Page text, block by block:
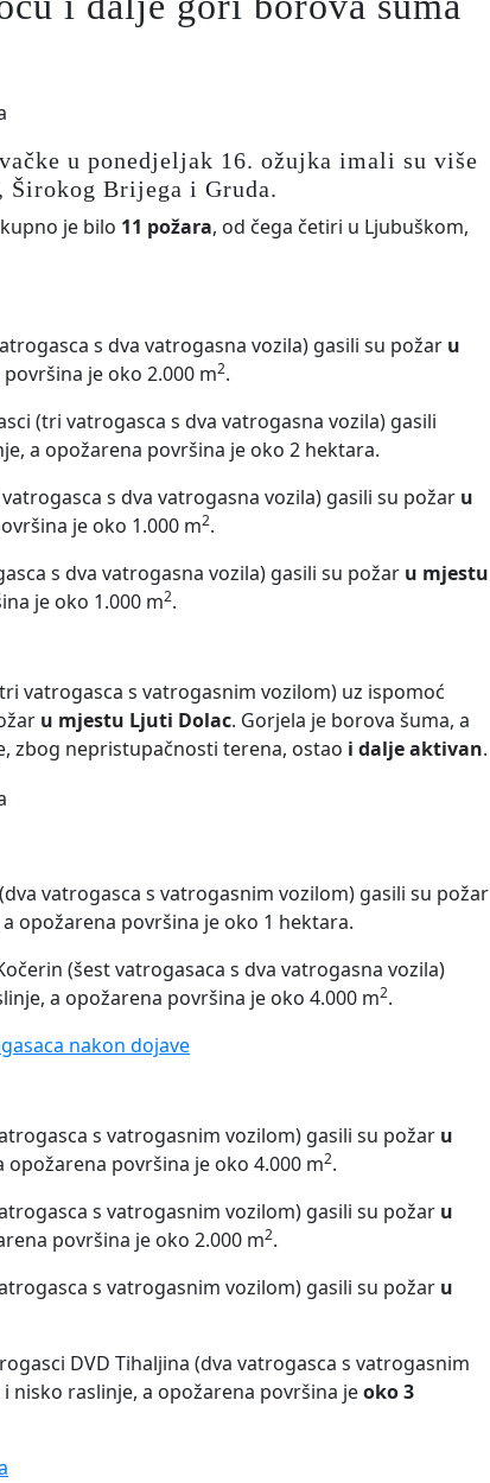
u ponedjeljak 16. ožujka imali su više
Širokog Brijega i Gruda.
je bilo 11 požara, od čega četiri u Ljubuškom,
s dva vatrogasna vozila) gasili su požar u
je oko 2.000 m2.
(tri vatrogasca s dva vatrogasna vozila) gasili
a opožarena površina je oko 2 hektara.
s dva vatrogasna vozila) gasili su požar u
je oko 1.000 m2.
s dva vatrogasna vozila) gasili su požar u mjestu
je oko 1.000 m2.
vatrogasca s vatrogasnim vozilom) uz ispomoć
u mjestu Ljuti Dolac. Gorjela je borova šuma, a
zbog nepristupačnosti terena, ostao i dalje aktivan.
vatrogasca s vatrogasnim vozilom) gasili su požar
opožarena površina je oko 1 hektara.
(šest vatrogasaca s dva vatrogasna vozila)
a opožarena površina je oko 4.000 m2.
nakon dojave
s vatrogasnim vozilom) gasili su požar u
površina je oko 4.000 m2.
s vatrogasnim vozilom) gasili su požar u
površina je oko 2.000 m2.
s vatrogasnim vozilom) gasili su požar u
DVD Tihaljina (dva vatrogasca s vatrogasnim
nisko raslinje, a opožarena površina jeoko 3